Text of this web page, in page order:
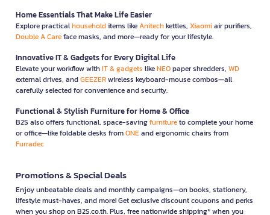
Home Essentials That Make Life Easier
Explore practicalhouseholditems likeAnitechkettles, Xiaomiair purifiers,
Double A Careface masks, and more—ready for your lifestyle.
Innovative IT & Gadgets for Every Digital Life
Elevate your workflow withIT & gadgets likeNEOpaper shredders, WD
external drives, andGEEZERwireless keyboard-mouse combos—all
carefully selected for convenience and security.
Functional & Stylish Furniture for Home & Office
B2S also offers functional, space-savingfurnitureto complete your home
or office—like foldable desks fromONEand ergonomic chairs from
Furradec
Promotions & Special Deals
Enjoy unbeatable deals and monthly campaigns—on books, stationery,
lifestyle must-haves, and more! Get exclusive discount coupons and perks
when you shop on B2S.co.th. Plus, free nationwide shipping* when you